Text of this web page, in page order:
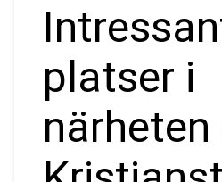
platser i
närheten